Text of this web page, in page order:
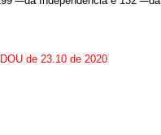
de 23.10 de 2020